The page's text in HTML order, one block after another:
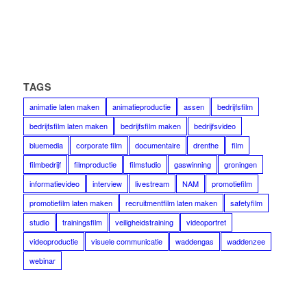
TAGS
animatie laten maken animatieproductie assen
bedrijfsfilm
bedrijfsfilm laten maken
bedrijfsfilm maken
bedrijfsvideo
bluemedia
corporate film documentaire drenthe
film
filmbedrijf
filmproductie filmstudio gaswinning
groningen
informatievideo
interview livestream NAM
promotiefilm
promotiefilm laten maken
recruitmentfilm laten maken
safetyfilm
studio
trainingsfilm veiligheidstraining
videoportret
videoproductie
visuele communicatie waddengas
waddenzee
webinar